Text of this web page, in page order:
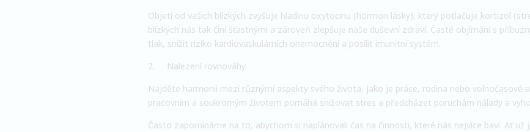
Objetí od vašich blízkých zvyšuje hladinu oxytocinu (hormon lásky), který potlačuje kortizol
blízkých nás tak činí šťastnými a zároveň zlepšuje naše duševní zdraví. Časté objímání s
tlak, snížit riziko kardiovaskulárních onemocnění a posílit imunitní systém.
2.
Nalezení rovnováhy
Najděte harmonii mezi různými aspekty svého života, jako je práce, rodina nebo volnočasové
pracovním a soukromým životem pomáhá snižovat stres a předcházet poruchám nálady a
Často zapomínáme na to, abychom si naplánovali čas na činnosti, které nás nejvíce baví. Ať už